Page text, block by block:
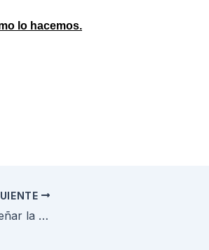
lo hacemos.
Elementos clave para diseñar la transformación tecnológica del sector público